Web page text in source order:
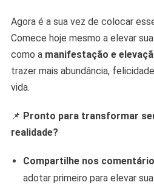
Agora é a sua vez de colocar
Comece hoje mesmo a elevar
como a manifestação e
trazer mais abundância,
vida.
📌 Pronto para transformar
realidade?
Compartilhe nos
adotar primeiro para elevar